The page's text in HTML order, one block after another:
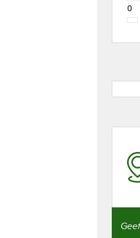
0
een
golfclub